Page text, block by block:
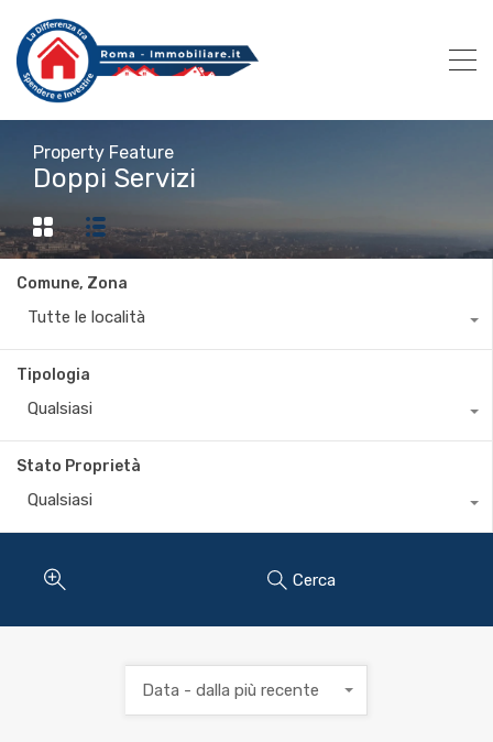
Property Feature
Doppi Servizi
Comune, Zona
Tutte le località
Tipologia
Qualsiasi
Stato Proprietà
Qualsiasi
Cerca
Data - dalla più recente